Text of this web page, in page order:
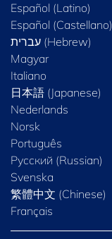
Español (Latino)
Español (Castellano)
Magyar
Italiano
日本語 (Japanese)
Nederlands
Norsk
Português
Русский (Russian)
Svenska
繁體中文 (Chinese)
Français